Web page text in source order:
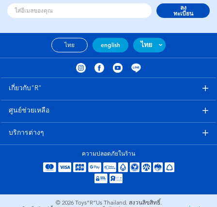
ลง
ทะเบียน
ไทย english ไทย
เกี่ยวกับ"R"
ศูนย์ช่วยเหลือ
บริการต่างๆ
ความปลอดภัยในร้าน
© 2026 Toys”R”Us Thailand. สงวนลิขสิทธิ์.